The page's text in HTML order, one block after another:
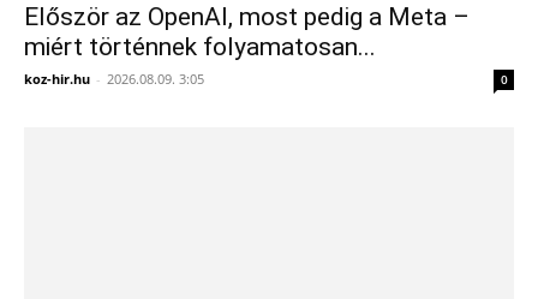
Először az OpenAI, most pedig a Meta –
miért történnek folyamatosan...
koz-hir.hu - 2026.08.09. 3:05 0